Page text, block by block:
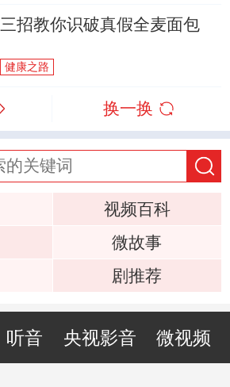
三招教你识破真假全麦面包
健康之路
换一换
视频百科
微故事
剧推荐
听音 央视影音 微视频